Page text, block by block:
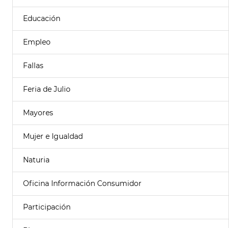
Educación
Empleo
Fallas
Feria de Julio
Mayores
Mujer e Igualdad
Naturia
Oficina Información Consumidor
Participación